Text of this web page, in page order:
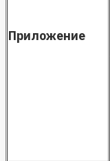
Приложение